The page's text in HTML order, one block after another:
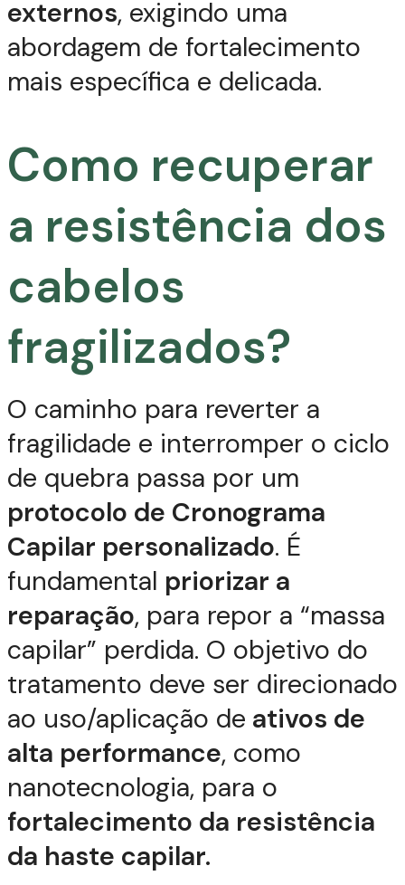
externos, exigindo uma
abordagem de fortalecimento
mais específica e delicada.
Como recuperar
a resistência dos
cabelos
fragilizados?
O caminho para reverter a
fragilidade e interromper o ciclo
de quebra passa por um
protocolo de Cronograma
Capilar personalizado. É
fundamental priorizar a
reparação, para repor a “massa
capilar” perdida. O objetivo do
tratamento deve ser direcionado
ao uso/aplicação de ativos de
alta performance, como
nanotecnologia, para o
fortalecimento da resistência
da haste capilar.